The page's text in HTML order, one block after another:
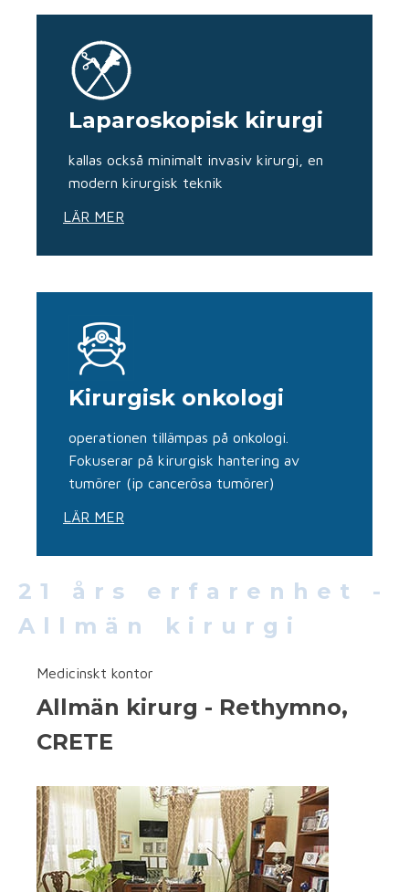
Laparoskopisk kirurgi
kallas också minimalt invasiv kirurgi, en
modern kirurgisk teknik
LÄR MER
Kirurgisk onkologi
operationen tillämpas på onkologi.
Fokuserar på kirurgisk hantering av
tumörer (ip cancerösa tumörer)
LÄR MER
21 års erfarenhet -
Allmän kirurgi
Medicinskt kontor
Allmän kirurg - Rethymno,
CRETE